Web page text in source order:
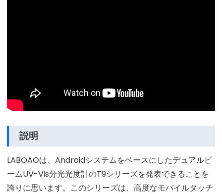
説明
LABOAOは、Androidシステムをベースにしたデュアルビ
ームUV-Vis分光光度計のT9シリーズを発表できることを
誇りに思います。このシリーズは、高度なモバイルタッチ